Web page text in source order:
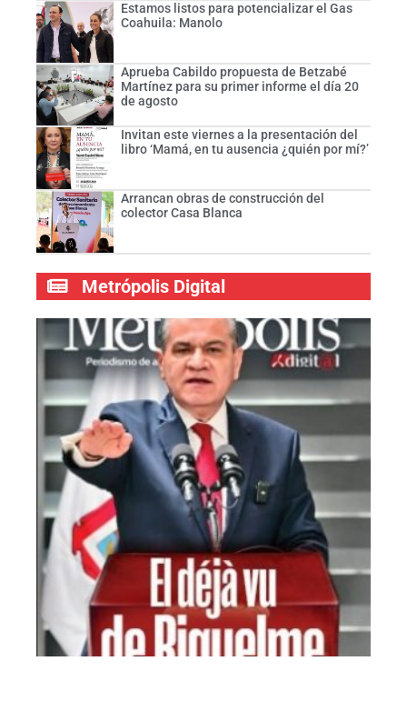
Estamos listos para potencializar el Gas
Coahuila: Manolo
Aprueba Cabildo propuesta de Betzabé
Martínez para su primer informe el día 20
de agosto
Invitan este viernes a la presentación del
libro ‘Mamá, en tu ausencia ¿quién por mí?’
Arrancan obras de construcción del
colector Casa Blanca
Metrópolis Digital